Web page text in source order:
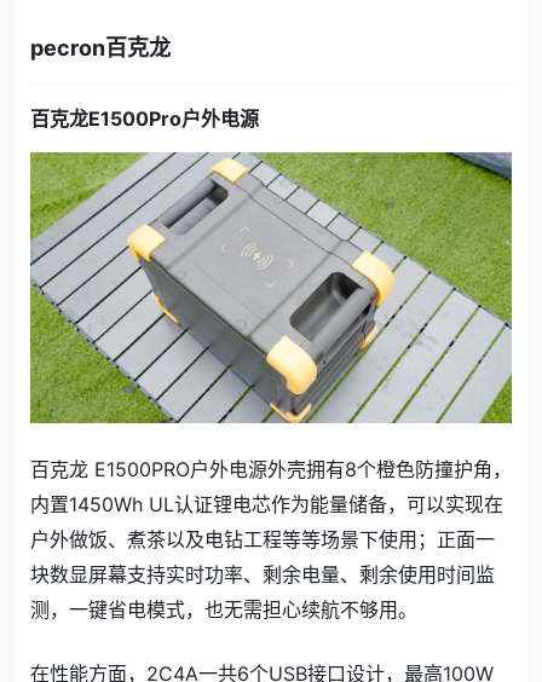
pecron百克龙
百克龙E1500Pro户外电源
百克龙 E1500PRO户外电源外壳拥有8个橙色防撞护角，
内置1450Wh UL认证锂电芯作为能量储备，可以实现在
户外做饭、煮茶以及电钻工程等等场景下使用；正面一
块数显屏幕支持实时功率、剩余电量、剩余使用时间监
测，一键省电模式，也无需担心续航不够用。
在性能方面，2C4A一共6个USB接口设计，最高100W